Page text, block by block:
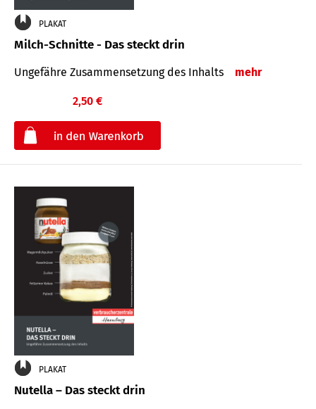
PLAKAT
Milch-Schnitte - Das steckt drin
Ungefähre Zu­sammen­setzung des Inhalts mehr
2,50 €
PLAKAT
Nutella – Das steckt drin